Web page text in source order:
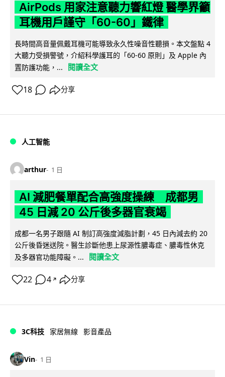
AirPods 用家注意聽力響紅燈 醫學界籲
耳機用戶謹守「60-60」鐵律
長時間高音量佩戴耳機可能導致永久性噪音性聽損。本文盤點 4
大聽力受損警號，介紹科學護耳的「60-60 原則」及 Apple 內
置防護功能，...
閱讀全文
18 分享
人工智能
arthur 1 日
AI 減肥餐單配合高強度操練 成都男
45 日減 20 公斤後多器官衰竭
成都一名男子跟隨 AI 制訂高強度減脂計劃，45 日內減去約 20
公斤後昏迷送院。醫生診斷他患上尿源性膿毒症、膿毒性休克
及多器官功能障礙。...
閱讀全文
22 4 ↗ 分享
3C科技 家居無線 影音產品
Vin 1 日